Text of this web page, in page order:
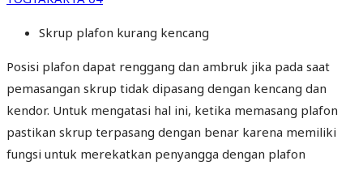
Skrup plafon kurang kencang
Posisi plafon dapat renggang dan ambruk jika pada saat
pemasangan skrup tidak dipasang dengan kencang dan
kendor. Untuk mengatasi hal ini, ketika memasang plafon
pastikan skrup terpasang dengan benar karena memiliki
fungsi untuk merekatkan penyangga dengan plafon